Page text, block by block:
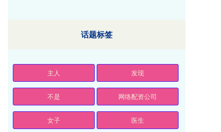
话题标签
主人 发现
不是 网络配资公司
女子 医生